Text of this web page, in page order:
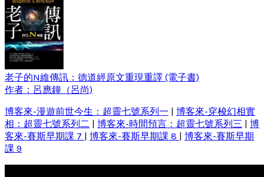
老子的N維傳訊：德道經原文重現重譯 (電子書)
作者：呂應鐘（呂尚)
博客來-漫遊前世今生：超靈七號系列一 | 博客來-穿梭幻相實
相：超靈七號系列二 | 博客來-時間預言：超靈七號系列三 | 博
客來-賽斯早期課 7 | 博客來-賽斯早期課 8 | 博客來-賽斯早期
課 9